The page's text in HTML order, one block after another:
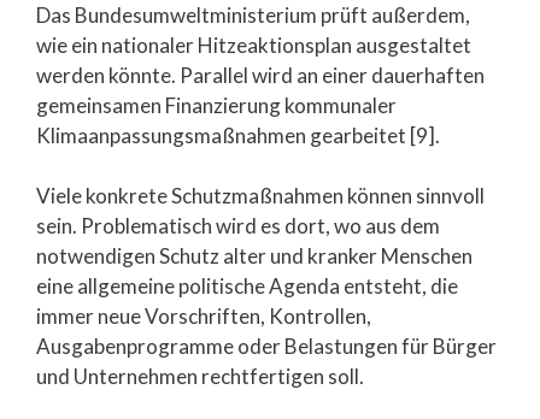
Das Bundesumweltministerium prüft außerdem,
wie ein nationaler Hitzeaktionsplan ausgestaltet
werden könnte. Parallel wird an einer dauerhaften
gemeinsamen Finanzierung kommunaler
Klimaanpassungsmaßnahmen gearbeitet [9].
Viele konkrete Schutzmaßnahmen können sinnvoll
sein. Problematisch wird es dort, wo aus dem
notwendigen Schutz alter und kranker Menschen
eine allgemeine politische Agenda entsteht, die
immer neue Vorschriften, Kontrollen,
Ausgabenprogramme oder Belastungen für Bürger
und Unternehmen rechtfertigen soll.